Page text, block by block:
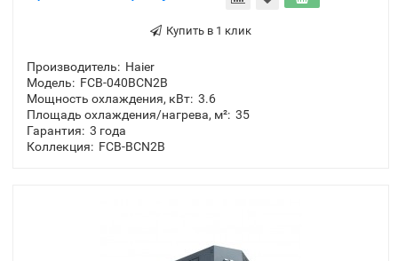
Производитель: Haier
Модель: FCB-040BCN2B
Мощность охлаждения, кВт: 3.6
Площадь охлаждения/нагрева, м²: 35
Гарантия: 3 года
Коллекция: FCB-BCN2B
Купить в 1 клик